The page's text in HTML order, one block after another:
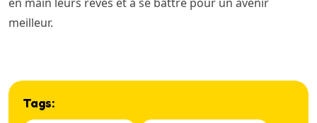
meilleur.
Tags: